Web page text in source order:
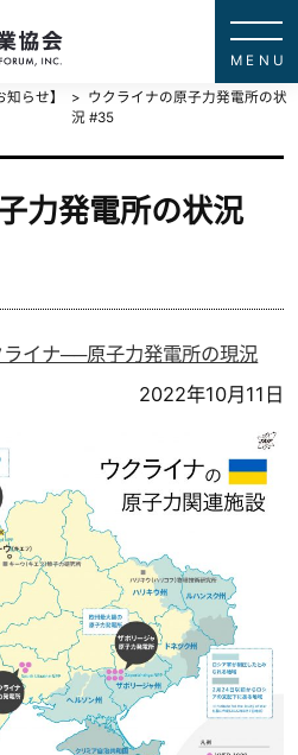
知らせ】
ウクライナの原子力発電所の状
況 #35
力発電所の状況
ライナ──原子力発電所の現況
2022年10月11日